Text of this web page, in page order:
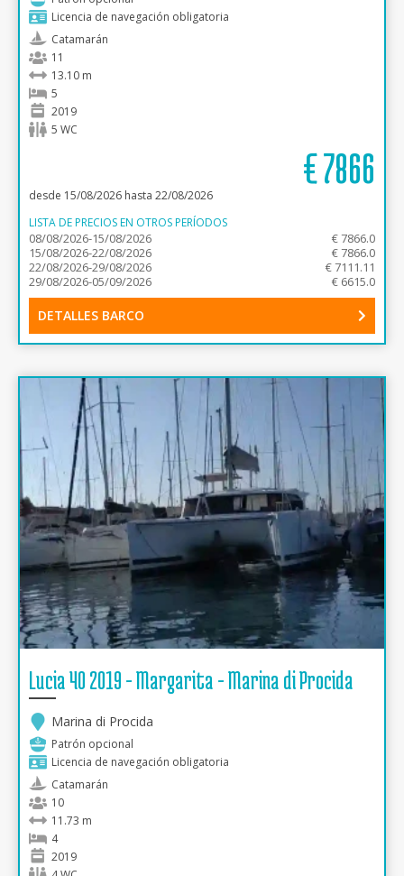
Licencia de navegación obligatoria
Catamarán
11
13.10 m
5
2019
5 WC
€7866
desde 15/08/2026 hasta 22/08/2026
LISTA DE PRECIOS EN OTROS PERÍODOS
08/08/2026-15/08/2026
€ 7866.0
15/08/2026-22/08/2026
€ 7866.0
22/08/2026-29/08/2026
€ 7111.11
29/08/2026-05/09/2026
€ 6615.0
DETALLES BARCO
Lucia 40 2019 - Margarita - Marina di Procida
Marina di Procida
Patrón opcional
Licencia de navegación obligatoria
Catamarán
10
11.73 m
4
2019